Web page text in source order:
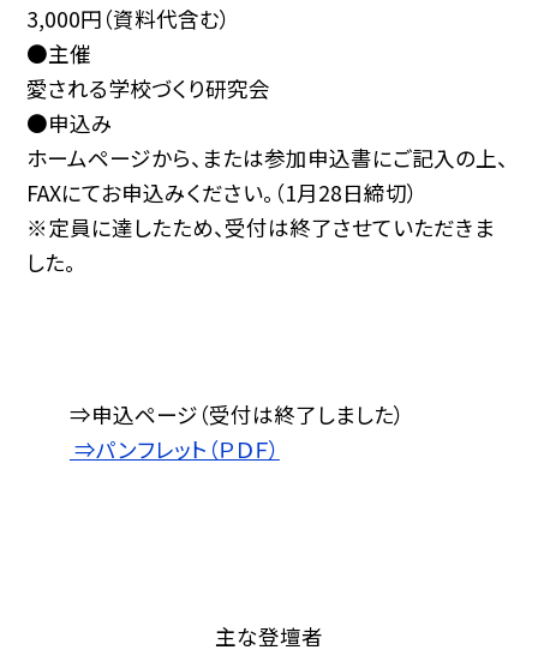
3,000円（資料代含む）
●主催
愛される学校づくり研究会
●申込み
ホームページから、または参加申込書にご記入の上、
FAXにてお申込みください。（1月28日締切）
※定員に達したため、受付は終了させていただきま
した。
⇒申込ページ（受付は終了しました）
⇒パンフレット（ＰＤＦ）
主な登壇者